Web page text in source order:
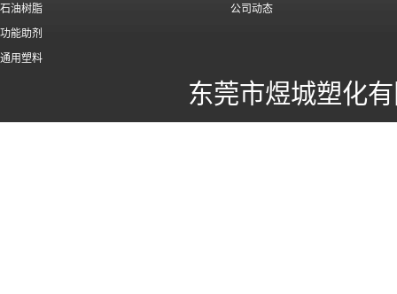
石油树脂
功能助剂
通用塑料
公司动态
东莞市煜城塑化